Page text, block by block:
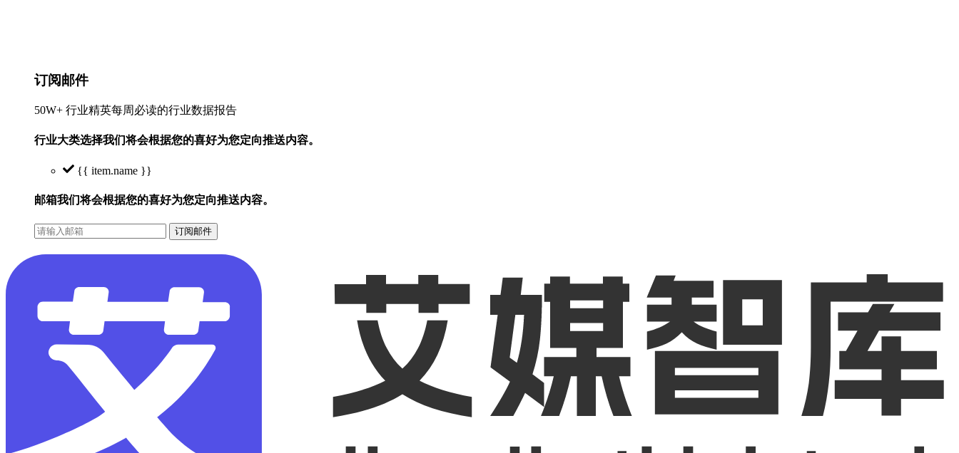
订阅邮件
50W+ 行业精英每周必读的行业数据报告
行业大类选择我们将会根据您的喜好为您定向推送内容。
{{ item.name }}
邮箱我们将会根据您的喜好为您定向推送内容。
订阅邮件